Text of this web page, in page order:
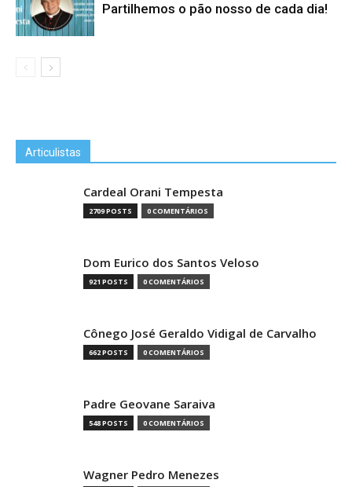
Partilhemos o pão nosso de cada dia!
Articulistas
Cardeal Orani Tempesta
2709 POSTS 0 COMENTÁRIOS
Dom Eurico dos Santos Veloso
921 POSTS 0 COMENTÁRIOS
Cônego José Geraldo Vidigal de Carvalho
662 POSTS 0 COMENTÁRIOS
Padre Geovane Saraiva
548 POSTS 0 COMENTÁRIOS
Wagner Pedro Menezes